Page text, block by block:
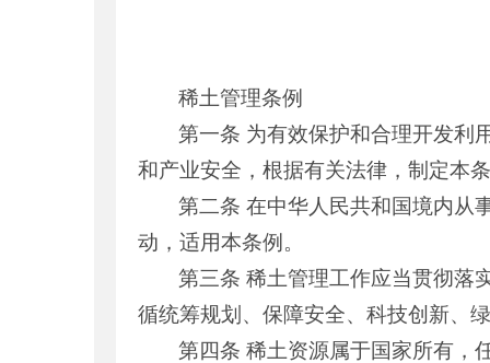
稀土管理条例
第一条 为有效保护和合理开发利
和产业安全，根据有关法律，制定本
第二条 在中华人民共和国境内从
动，适用本条例。
第三条 稀土管理工作应当贯彻落
循统筹规划、保障安全、科技创新、
第四条 稀土资源属于国家所有，